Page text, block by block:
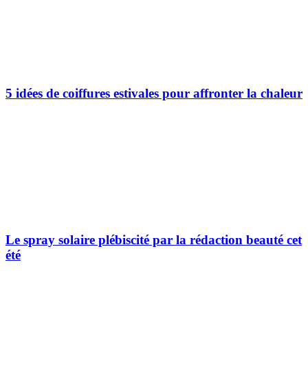
5 idées de coiffures estivales pour affronter la chaleur
Le spray solaire plébiscité par la rédaction beauté cet
été